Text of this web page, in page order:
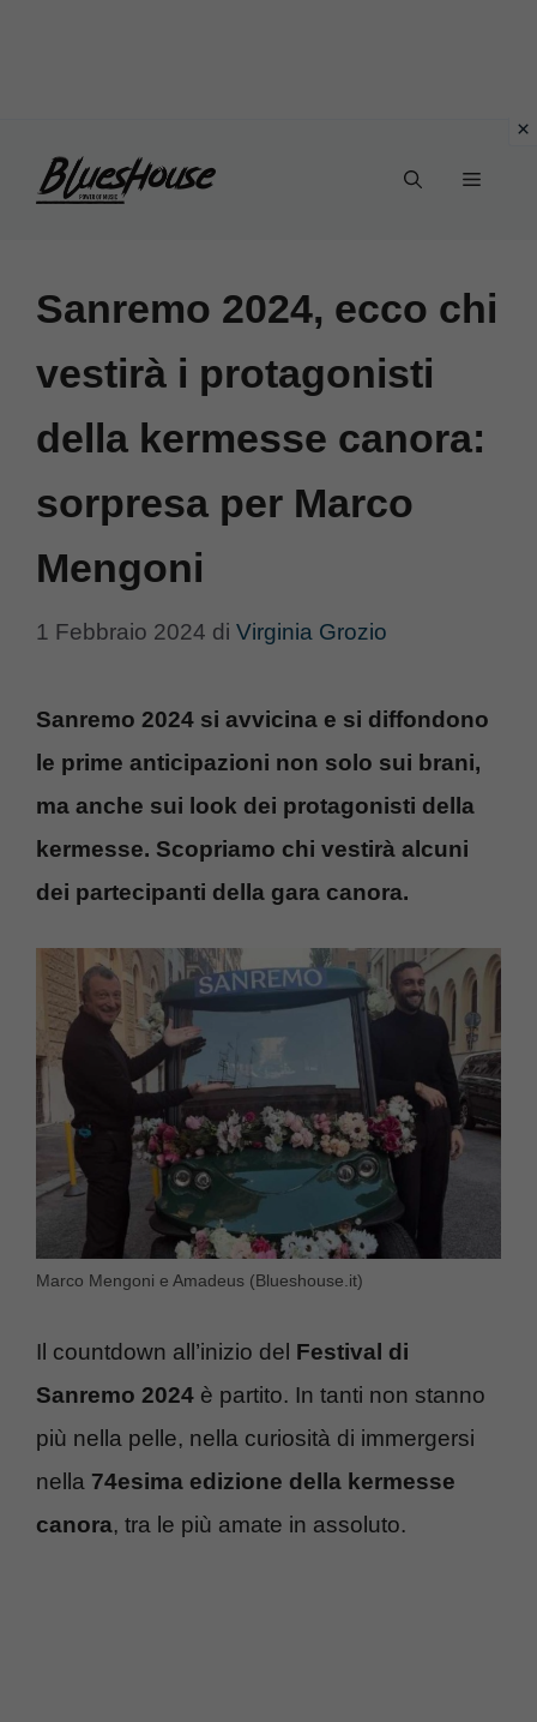
Menu
Sanremo 2024, ecco chi
vestirà i protagonisti
della kermesse canora:
sorpresa per Marco
Mengoni
1 Febbraio 2024 di Virginia Grozio
Sanremo 2024 si avvicina e si diffondono
le prime anticipazioni non solo sui brani,
ma anche sui look dei protagonisti della
kermesse. Scopriamo chi vestirà alcuni
dei partecipanti della gara canora.
Marco Mengoni e Amadeus (Blueshouse.it)
Il countdown all’inizio del Festival di
Sanremo 2024 è partito. In tanti non stanno
più nella pelle, nella curiosità di immergersi
nella 74esima edizione della kermesse
canora, tra le più amate in assoluto.